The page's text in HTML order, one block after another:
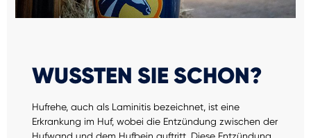
WUSSTEN SIE SCHON?
Hufrehe, auch als Laminitis bezeichnet, ist eine
Erkrankung im Huf, wobei die Entzündung zwischen der